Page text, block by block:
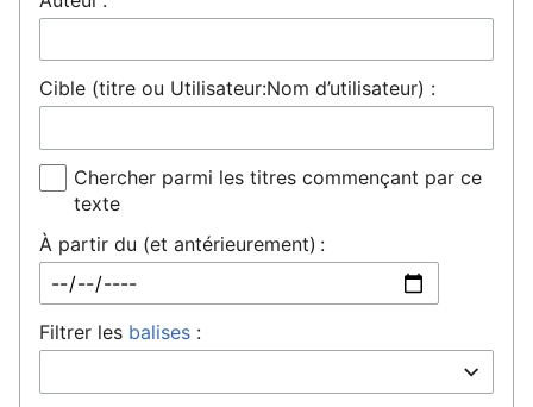
Cible (titre ou Utilisateur:Nom d’utilisateur) :
Chercher parmi les titres commençant par ce
texte
À partir du (et antérieurement) :
Filtrer les balises :